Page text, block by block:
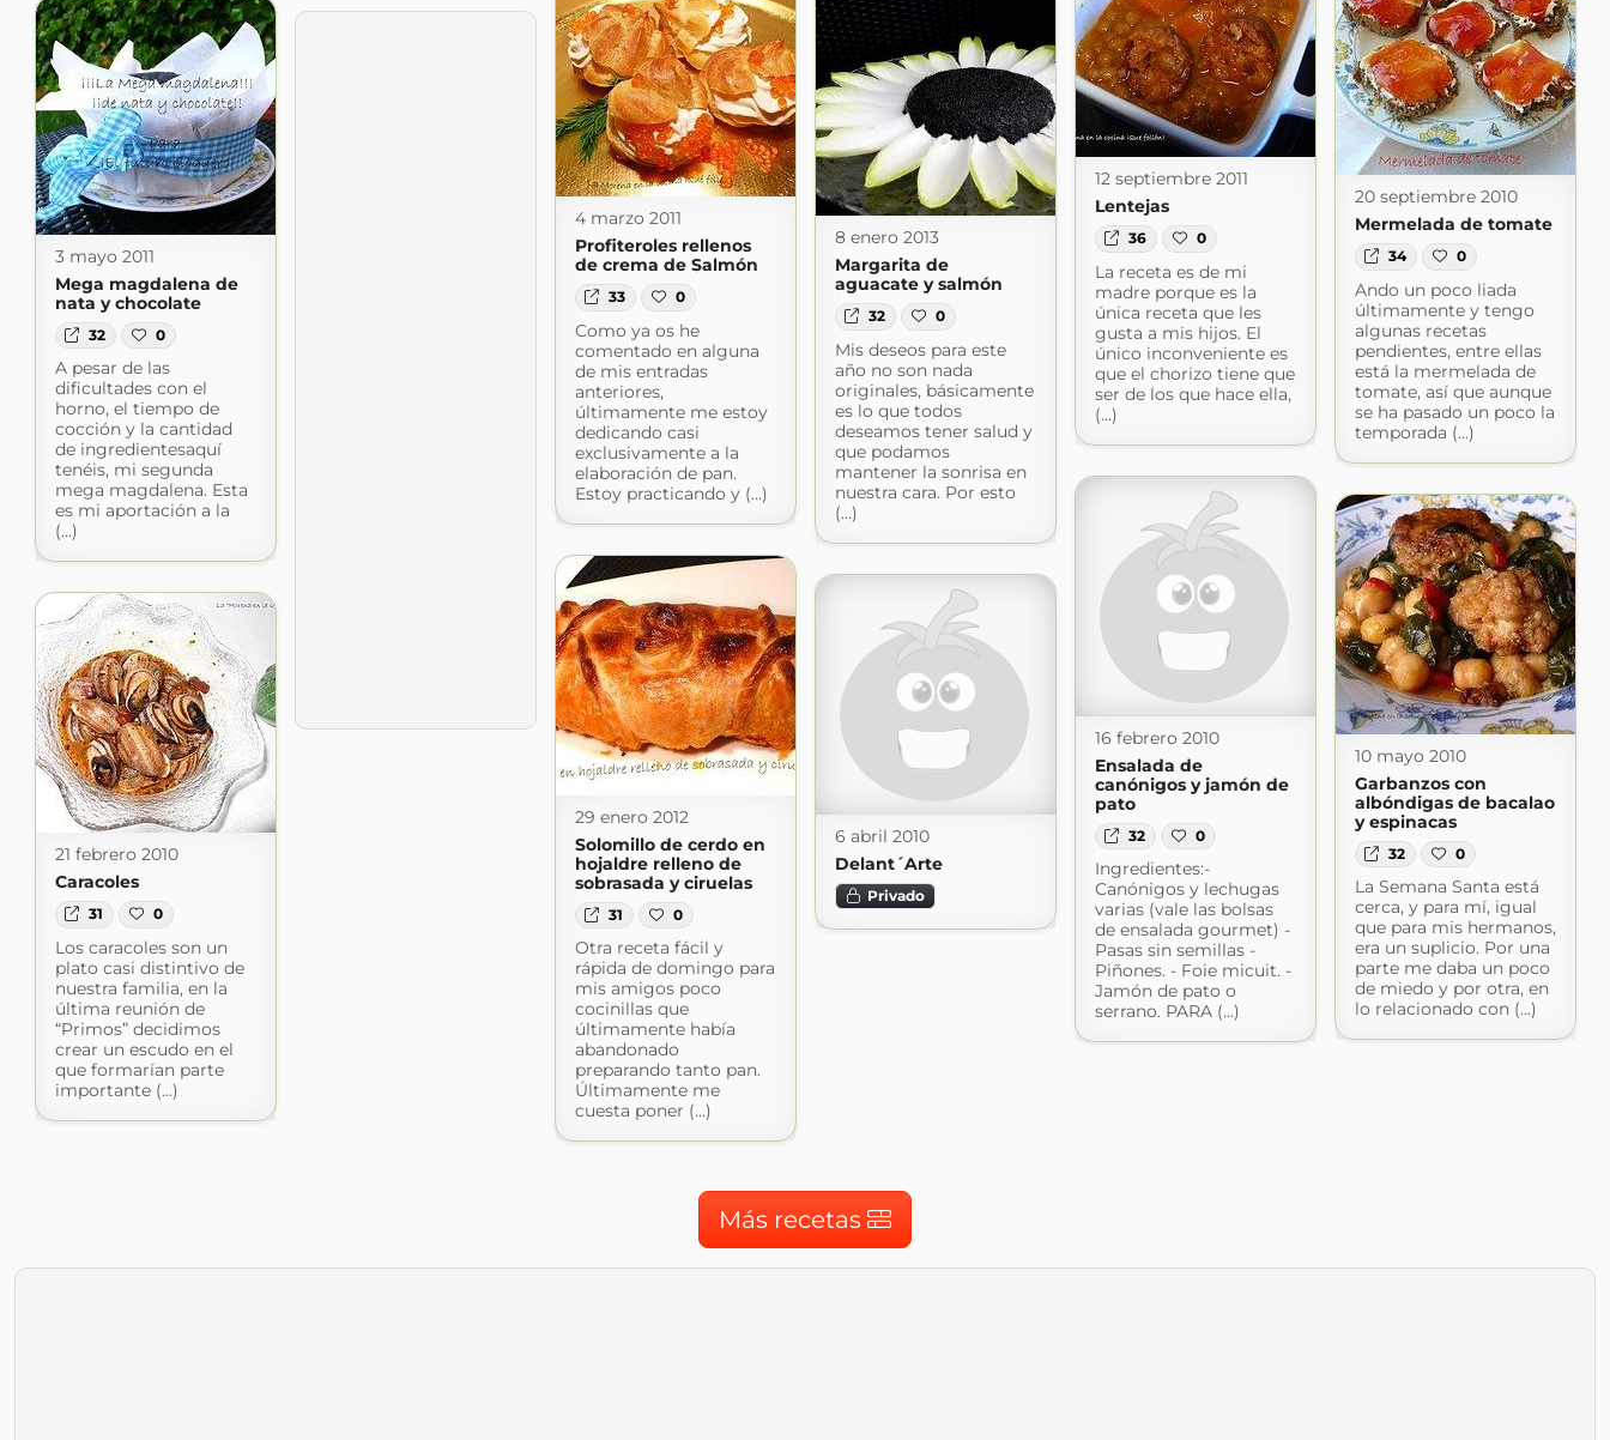
12 septiembre 2011
Lentejas
36 0
La receta es de mi
madre porque es la
única receta que les
gusta a mis hijos. El
único inconveniente es
que el chorizo tiene que
ser de los que hace ella,
(...)
20 septiembre 2010
Mermelada de tomate
34 0
Ando un poco liada
últimamente y tengo
algunas recetas
pendientes, entre ellas
está la mermelada de
tomate, así que aunque
se ha pasado un poco la
temporada (...)
4 marzo 2011
Profiteroles rellenos
de crema de Salmón
33 0
Como ya os he
comentado en alguna
de mis entradas
anteriores,
últimamente me estoy
dedicando casi
exclusivamente a la
elaboración de pan.
Estoy practicando y (...)
8 enero 2013
Margarita de
aguacate y salmón
32 0
Mis deseos para este
año no son nada
originales, básicamente
es lo que todos
deseamos tener salud y
que podamos
mantener la sonrisa en
nuestra cara. Por esto
(...)
3 mayo 2011
Mega magdalena de
nata y chocolate
32 0
A pesar de las
dificultades con el
horno, el tiempo de
cocción y la cantidad
de ingredientesaquí
tenéis, mi segunda
mega magdalena. Esta
es mi aportación a la
(...)
16 febrero 2010
Ensalada de
canónigos y jamón de
pato
32 0
Ingredientes:-
Canónigos y lechugas
varias (vale las bolsas
de ensalada gourmet) -
Pasas sin semillas -
Piñones. - Foie micuit. -
Jamón de pato o
serrano. PARA (...)
10 mayo 2010
Garbanzos con
albóndigas de bacalao
y espinacas
32 0
La Semana Santa está
cerca, y para mí, igual
que para mis hermanos,
era un suplicio. Por una
parte me daba un poco
de miedo y por otra, en
lo relacionado con (...)
29 enero 2012
Solomillo de cerdo en
hojaldre relleno de
sobrasada y ciruelas
31 0
Otra receta fácil y
rápida de domingo para
mis amigos poco
cocinillas que
últimamente había
abandonado
preparando tanto pan.
Últimamente me
cuesta poner (...)
6 abril 2010
Delant´Arte
Privado
21 febrero 2010
Caracoles
31 0
Los caracoles son un
plato casi distintivo de
nuestra familia, en la
última reunión de
“Primos” decidimos
crear un escudo en el
que formarían parte
importante (...)
Más recetas